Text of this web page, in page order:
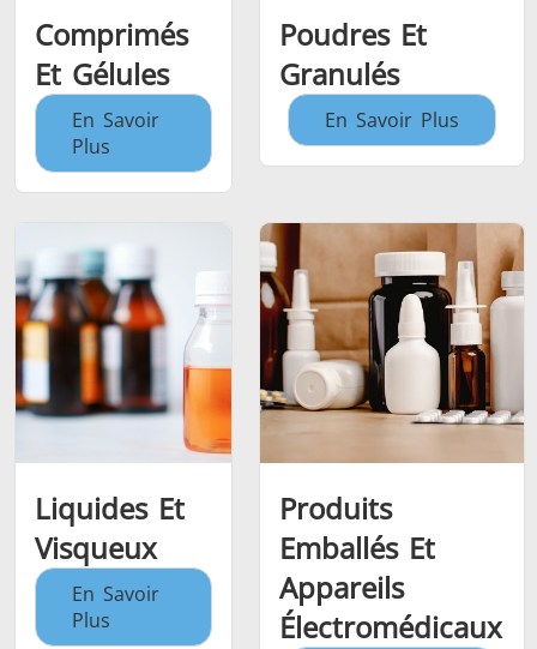
Comprimés
Et Gélules
En Savoir
Plus
Poudres Et
Granulés
En Savoir Plus
Liquides Et
Visqueux
En Savoir
Plus
Produits
Emballés Et
Appareils
Électromédicaux